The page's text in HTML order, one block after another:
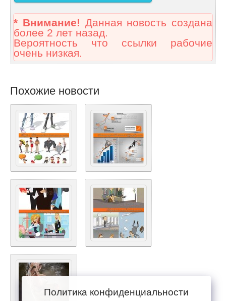
* Внимание! Данная новость создана
более 2 лет назад.
Вероятность что ссылки рабочие
очень низкая.
Похожие новости
Политика конфиденциальности